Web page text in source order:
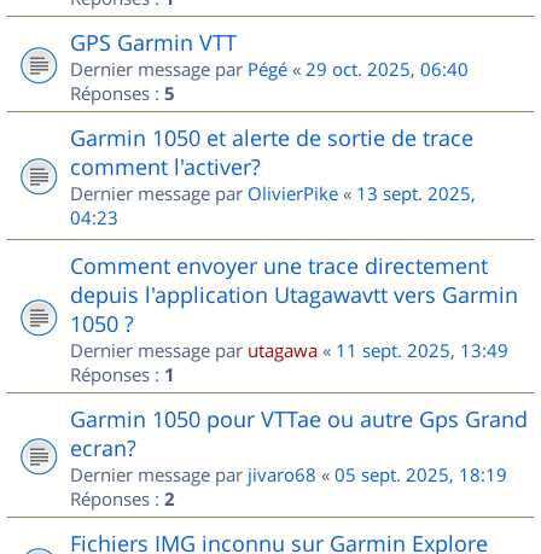
GPS Garmin VTT
Dernier message par Pégé « 29 oct. 2025, 06:40
Réponses : 5
Garmin 1050 et alerte de sortie de trace
comment l'activer?
Dernier message par OlivierPike « 13 sept. 2025,
04:23
Comment envoyer une trace directement
depuis l'application Utagawavtt vers Garmin
1050 ?
Dernier message par utagawa « 11 sept. 2025, 13:49
Réponses : 1
Garmin 1050 pour VTTae ou autre Gps Grand
ecran?
Dernier message par jivaro68 « 05 sept. 2025, 18:19
Réponses : 2
Fichiers IMG inconnu sur Garmin Explore